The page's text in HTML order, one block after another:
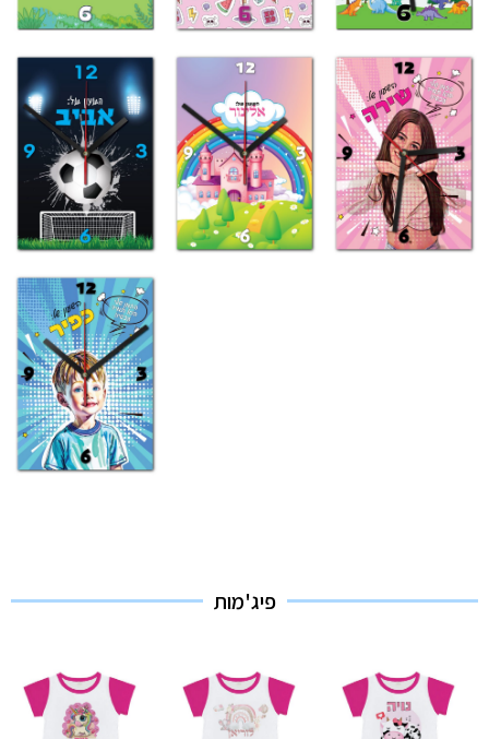
פיג'מות